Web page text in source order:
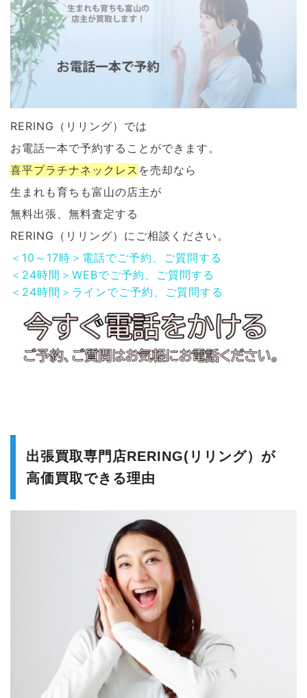
RERING（リリング）では
お電話一本で予約することができます。
喜平プラチナネックレス を売却なら
生まれも育ちも富山の店主が
無料出張、無料査定する
RERING（リリング）にご相談ください。
＜10～17時＞電話でご予約、ご質問する
＜24時間＞WEBでご予約、ご質問する
＜24時間＞ラインでご予約、ご質問する
出張買取専門店RERING(リリング）が
高価買取できる理由